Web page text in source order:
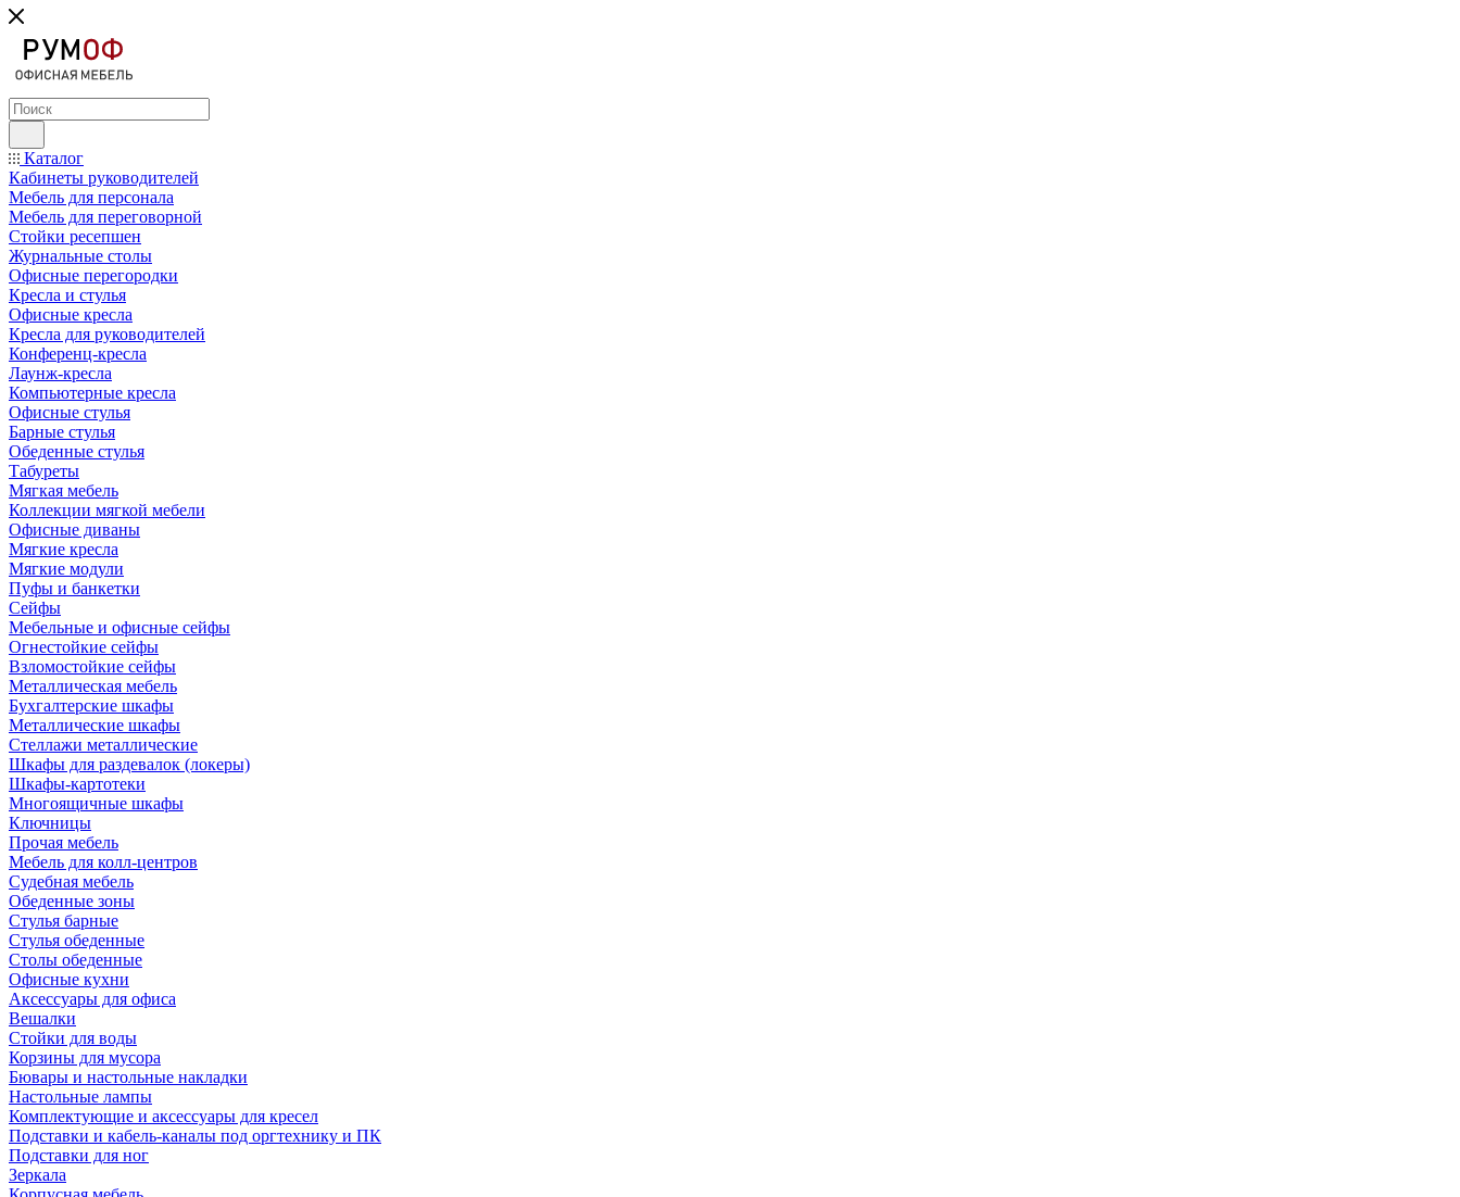
Каталог
Кабинеты руководителей
Мебель для персонала
Мебель для переговорной
Стойки ресепшен
Журнальные столы
Офисные перегородки
Кресла и стулья
Офисные кресла
Кресла для руководителей
Конференц-кресла
Лаунж-кресла
Компьютерные кресла
Офисные стулья
Барные стулья
Обеденные стулья
Табуреты
Мягкая мебель
Коллекции мягкой мебели
Офисные диваны
Мягкие кресла
Мягкие модули
Пуфы и банкетки
Сейфы
Мебельные и офисные сейфы
Огнестойкие сейфы
Взломостойкие сейфы
Металлическая мебель
Бухгалтерские шкафы
Металлические шкафы
Стеллажи металлические
Шкафы для раздевалок (локеры)
Шкафы-картотеки
Многоящичные шкафы
Ключницы
Прочая мебель
Мебель для колл-центров
Судебная мебель
Обеденные зоны
Стулья барные
Стулья обеденные
Столы обеденные
Офисные кухни
Аксессуары для офиса
Вешалки
Стойки для воды
Корзины для мусора
Бювары и настольные накладки
Настольные лампы
Комплектующие и аксессуары для кресел
Подставки и кабель-каналы под оргтехнику и ПК
Подставки для ног
Зеркала